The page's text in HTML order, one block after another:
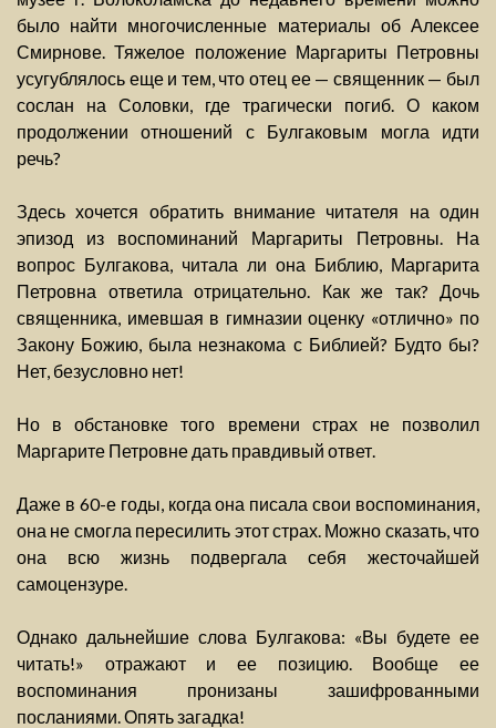
было найти многочисленные материалы об Алексее
Смирнове. Тяжелое положение Маргариты Петровны
усугублялось еще и тем, что отец ее — священник — был
сослан на Соловки, где трагически погиб. О каком
продолжении отношений с Булгаковым могла идти
речь?
Здесь хочется обратить внимание читателя на один
эпизод из воспоминаний Маргариты Петровны. На
вопрос Булгакова, читала ли она Библию, Маргарита
Петровна ответила отрицательно. Как же так? Дочь
священника, имевшая в гимназии оценку «отлично» по
Закону Божию, была незнакома с Библией? Будто бы?
Нет, безусловно нет!
Но в обстановке того времени страх не позволил
Маргарите Петровне дать правдивый ответ.
Даже в 60-е годы, когда она писала свои воспоминания,
она не смогла пересилить этот страх. Можно сказать, что
она всю жизнь подвергала себя жесточайшей
самоцензуре.
Однако дальнейшие слова Булгакова: «Вы будете ее
читать!» отражают и ее позицию. Вообще ее
воспоминания пронизаны зашифрованными
посланиями. Опять загадка!